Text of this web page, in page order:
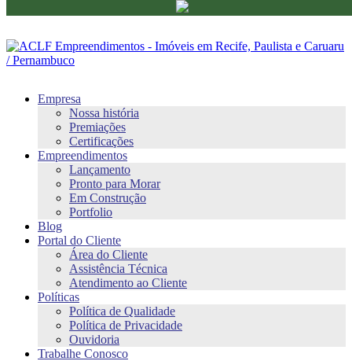
Empresa
Nossa história
Premiações
Certificações
Empreendimentos
Lançamento
Pronto para Morar
Em Construção
Portfolio
Blog
Portal do Cliente
Área do Cliente
Assistência Técnica
Atendimento ao Cliente
Políticas
Política de Qualidade
Política de Privacidade
Ouvidoria
Trabalhe Conosco